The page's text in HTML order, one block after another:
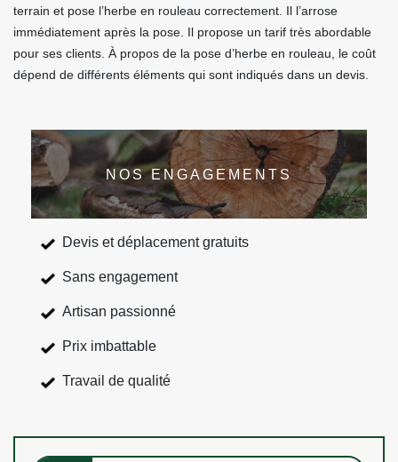
terrain et pose l’herbe en rouleau correctement. Il l’arrose
immédiatement après la pose. Il propose un tarif très abordable
pour ses clients. À propos de la pose d’herbe en rouleau, le coût
dépend de différents éléments qui sont indiqués dans un devis.
NOS ENGAGEMENTS
Devis et déplacement gratuits
Sans engagement
Artisan passionné
Prix imbattable
Travail de qualité